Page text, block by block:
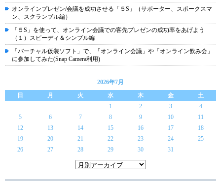
オンラインプレゼン/会議を成功させる「５S」（サポーター、スポークスマ
ン、スクランブル編）
「５S」を使って、オンライン会議での客先プレゼンの成功率をあげよう
（１）スピーディ＆シンプル編
「バーチャル仮装ソフト」で、「オンライン会議」や「オンライン飲み会」
に参加してみた(Snap Camera利用)
2026年7月
日
月 火 水 木 金
土
1
2 3
4
5
6 7 8 9 10
11
12
13 14 15 16 17
18
19
20 21 22 23 24
25
26
27 28 29 30 31